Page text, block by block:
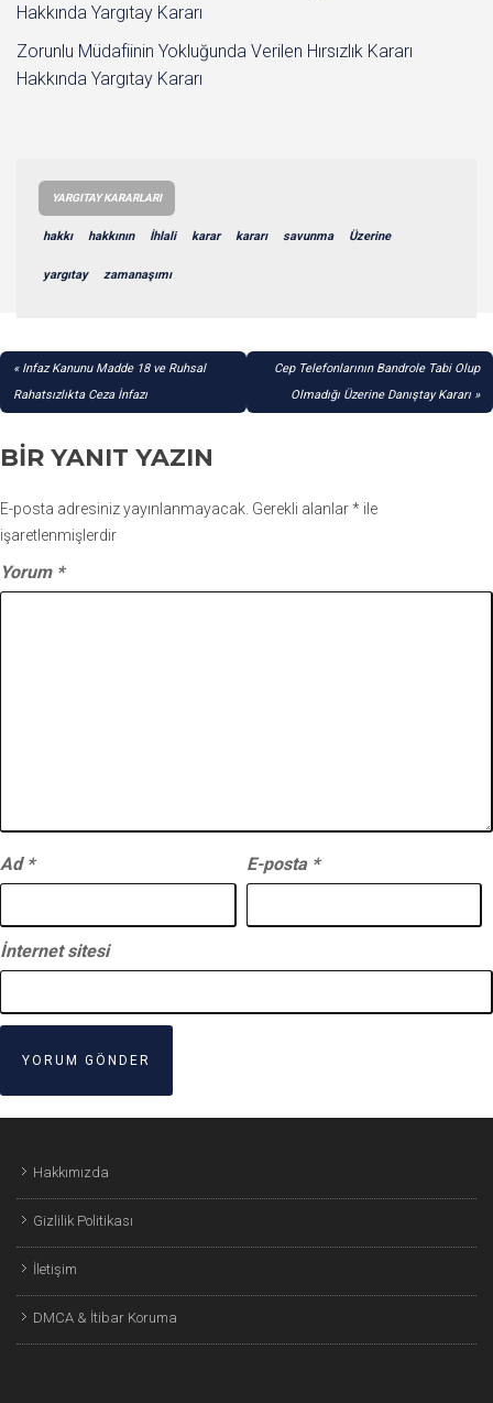
Hakkında Yargıtay Kararı
Zorunlu Müdafiinin Yokluğunda Verilen Hırsızlık Kararı
Hakkında Yargıtay Kararı
YARGITAY KARARLARI
hakkı hakkının İhlali karar kararı savunma Üzerine
yargıtay zamanaşımı
YAZI
GEZINMESI
Infaz Kanunu Madde 18 ve Ruhsal
Rahatsızlıkta Ceza İnfazı
Cep Telefonlarının Bandrole Tabi Olup
Olmadığı Üzerine Danıştay Kararı
BIR YANIT YAZIN
E-posta adresiniz yayınlanmayacak. Gerekli alanlar* ile
işaretlenmişlerdir
Yorum *
Ad * E-posta *
İnternet sitesi
Hakkımızda
Gizlilik Politikası
İletişim
DMCA & İtibar Koruma